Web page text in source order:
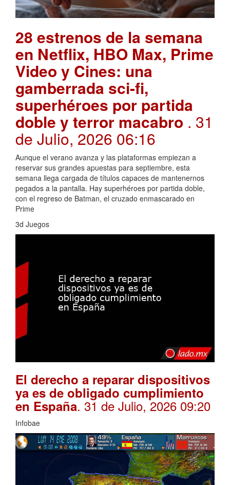
28 estrenos de la semana
en Netflix, HBO Max, Prime
Video y Cines: una
gamberrada sci-fi,
superhéroes por partida
doble y terror macabro . 31
de Julio, 2026 06:16
Aunque el verano avanza y las plataformas empiezan a
reservar sus grandes apuestas para septiembre, esta
semana llega cargada de títulos capaces de mantenernos
pegados a la pantalla. Hay superhéroes por partida doble,
con el regreso de Batman, el cruzado enmascarado en
Prime
3d Juegos
El derecho a reparar dispositivos
ya es de obligado cumplimiento
en España. 31 de Julio, 2026 09:20
Infobae